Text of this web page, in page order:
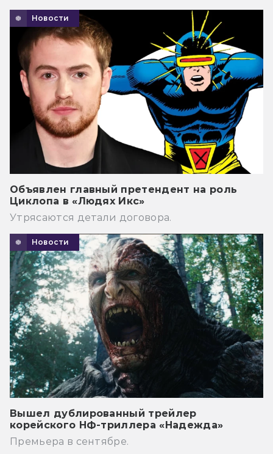
Новости
Объявлен главный претендент на роль
Циклопа в «Людях Икс»
Утрясаются детали договора.
Новости
Вышел дублированный трейлер
корейского НФ-триллера «Надежда»
Премьера в сентябре.